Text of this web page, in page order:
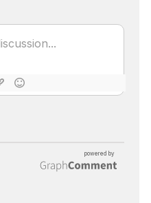
ÉCHO : DES IMAGES
POUR TOUTES LES
18 juil 2022
INSUFFISANCE
CARDIAQUE : LES